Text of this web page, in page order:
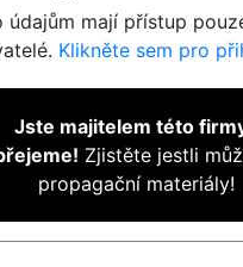
údajům mají přístup
Klikněte sem pro
Jste majitelem této
Zjistěte jestli
propagační materiály!